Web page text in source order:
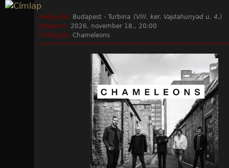
Helyszín: Budapest - Turbina (VIII. ker. Vajdahunyad u. 4.)
Időpont: 2026. november 18., 20:00
Fellépők: Chameleons